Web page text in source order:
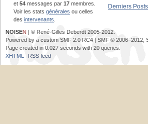
et 54 messages par 17 membres.
Voir les stats générales ou celles
des intervenants
Derniers Posts
NOISEN | © René-Gilles Deberdt 2005-2012.
Powered by a custom SMF 2.0 RC4 | SMF © 2006–2012,
Page created in 0.027 seconds with 20 queries.
XHTML
RSS feed